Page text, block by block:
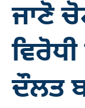
ਜਾਣੋ
ਦੌਲਤ